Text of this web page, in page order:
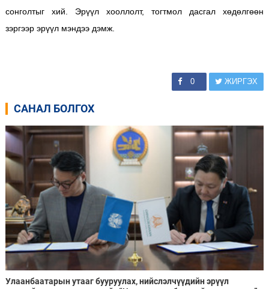
сонголтыг хий. Эрүүл хооллолт, тогтмол дасгал хөдөлгөөн
зэргээр эрүүл мэндээ дэмж.
0 ЖИРГЭХ
САНАЛ БОЛГОХ
Улаанбаатарын утааг бууруулах, нийслэлчүүдийн эрүүл